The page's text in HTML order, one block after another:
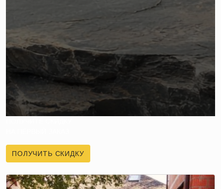
ПОЛУЧИТЬ СКИДКУ